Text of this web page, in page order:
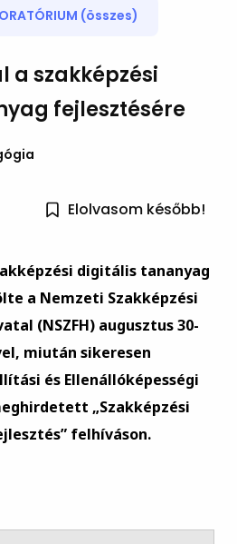
(összes)
a szakképzési
fejlesztésére
Elolvasom később!
digitális tananyag
a Nemzeti Szakképzési
(NSZFH) augusztus 30-
miután sikeresen
és Ellenállóképességi
„Szakképzési
felhíváson.